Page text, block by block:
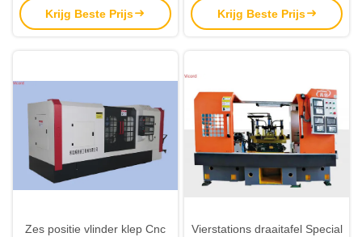
Krijg Beste Prijs
Krijg Beste Prijs
Zes positie vlinder klep Cnc
Vierstations draaitafel Special